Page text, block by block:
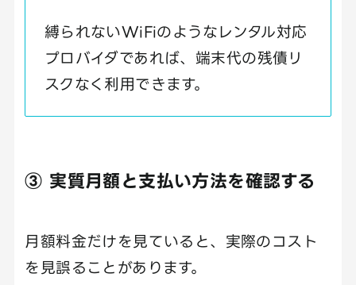
縛られないWiFiのようなレンタル対応
プロバイダであれば、端末代の残債リ
スクなく利用できます。
③ 実質月額と支払い方法を確認する
月額料金だけを見ていると、実際のコスト
を見誤ることがあります。